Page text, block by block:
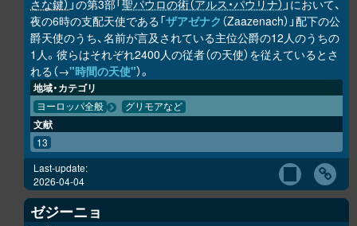
さな鍵） 」の第3部「聖パウロの術（アルス・パウリナ） 」において、
夜の6時の支配天使である「ザアゼナク （Zaazenach）」配下の公
爵天使のうち、名前が言及されている主位公爵の12人のうちの
1人。彼らはそれぞれ2400人の従者（の天使）を従えているとさ
れる（→"時間の天使"）。
地域・カテゴリ
ヨーロッパ全般 グリモアなど
文献
13
Last-update:
2026-04-04
ゼジーニョ